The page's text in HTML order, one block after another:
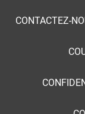
CONTACTEZ-